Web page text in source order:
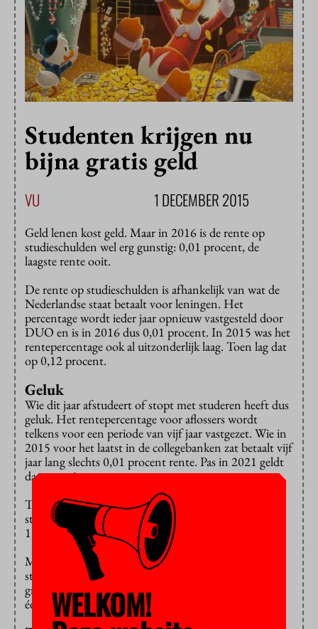
Studenten krijgen nu
bijna gratis geld
VU 1 DECEMBER 2015
Geld lenen kost geld. Maar in 2016 is de rente op
studieschulden wel erg gunstig: 0,01 procent, de
laagste rente ooit.
De rente op studieschulden is afhankelijk van wat de
Nederlandse staat betaalt voor leningen. Het
percentage wordt ieder jaar opnieuw vastgesteld door
DUO en is in 2016 dus 0,01 procent. In 2015 was het
rentepercentage ook al uitzonderlijk laag. Toen lag dat
op 0,12 procent.
Geluk
Wie dit jaar afstudeert of stopt met studeren heeft dus
geluk. Het rentepercentage voor aflossers wordt
telkens voor een periode van vijf jaar vastgezet. Wie in
2015 voor het laatst in de collegebanken zat betaalt vijf
jaar lang slechts 0,01 procent rente. Pas in 2021 geldt
dan een nieuw percentage.
Ter vergelijking: iedereen die in 2011 stopte met
studeren, zit nog vast aan een rentepercentage van
1,39.
Maar de lage rente is ook goed nieuws voor huidige
studenten: hun schuld zal volgend jaar minder hard
groeien dan dit jaar. DUO rekent namelijk vanaf dag
één rente op leningen.
WELKOM!